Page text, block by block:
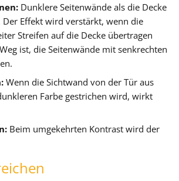
Dunklere Seitenwände als die Decke
Der Effekt wird verstärkt, wenn die
Streifen auf die Decke übertragen
ist, die Seitenwände mit senkrechten
Wenn die Sichtwand von der Tür aus
Farbe gestrichen wird, wirkt
Beim umgekehrten Kontrast wird der